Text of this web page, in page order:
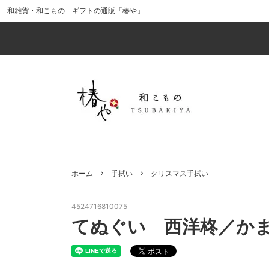
和雑貨・和こもの ギフトの通販「椿や」
食器・酒器
インテリア
価格から探す（税込）
男性へのギフトにおすすめ
風呂敷ラッピング（中）
椿のアイテム
クリスマスの手拭い 正月・
「風呂敷ラッピング」で贈りものを華や
十二支（干支）のアイテムで幸運を引き
ホーム 手拭い クリスマス手拭い
4524716810075
てぬぐい 西洋柊／か